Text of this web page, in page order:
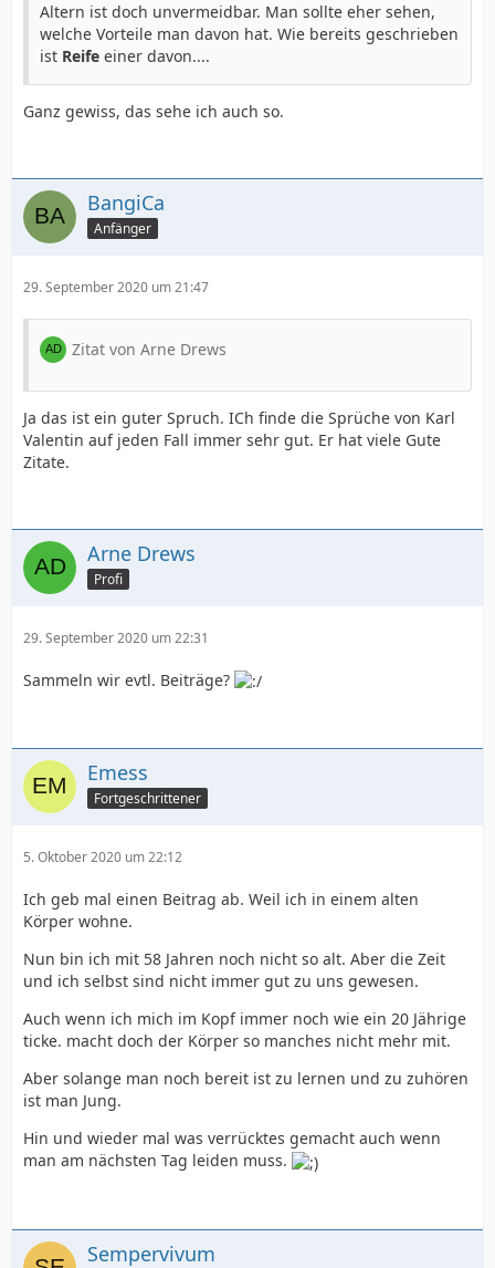
Altern ist doch unvermeidbar. Man sollte eher sehen,
welche Vorteile man davon hat. Wie bereits geschrieben
ist Reife einer davon....
Ganz gewiss, das sehe ich auch so.
BangiCa
Anfänger
29. September 2020 um 21:47
Zitat von Arne Drews
Ja das ist ein guter Spruch. ICh finde die Sprüche von Karl
Valentin auf jeden Fall immer sehr gut. Er hat viele Gute
Zitate.
Arne Drews
Profi
29. September 2020 um 22:31
Sammeln wir evtl. Beiträge?
Emess
Fortgeschrittener
5. Oktober 2020 um 22:12
Ich geb mal einen Beitrag ab. Weil ich in einem alten
Körper wohne.
Nun bin ich mit 58 Jahren noch nicht so alt. Aber die Zeit
und ich selbst sind nicht immer gut zu uns gewesen.
Auch wenn ich mich im Kopf immer noch wie ein 20 Jährige
ticke. macht doch der Körper so manches nicht mehr mit.
Aber solange man noch bereit ist zu lernen und zu zuhören
ist man Jung.
Hin und wieder mal was verrücktes gemacht auch wenn
man am nächsten Tag leiden muss.
Sempervivum